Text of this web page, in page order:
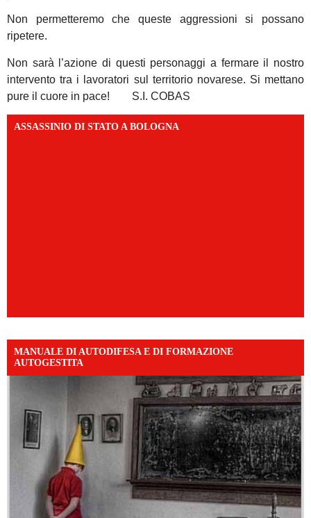
Non permetteremo che queste aggressioni si possano
ripetere.
Non sarà l’azione di questi personaggi a fermare il nostro
intervento tra i lavoratori sul territorio novarese. Si mettano
pure il cuore in pace! S.I. COBAS
ASSASSINIO DI STATO A BOLOGNA
MANUALE DI AUTODIFESA E DI FORMAZIONE
AUTOGESTITA